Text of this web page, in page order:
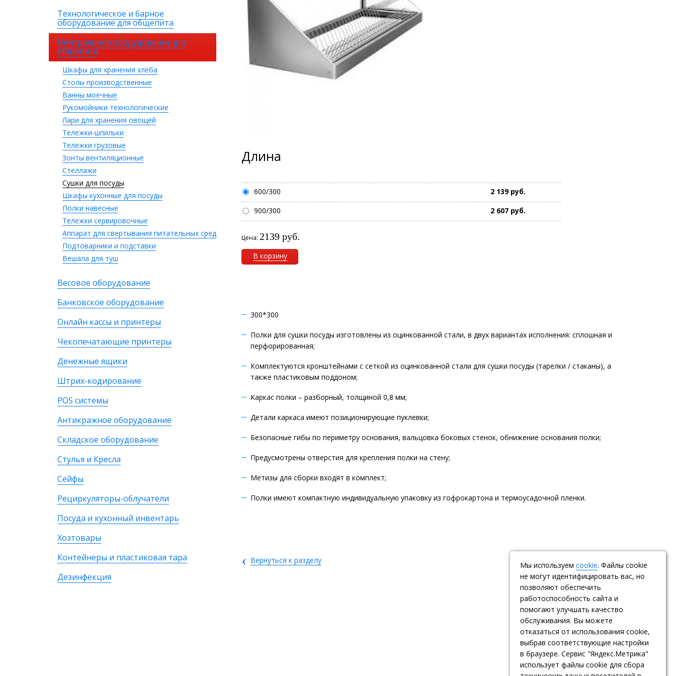
Технологическое и барное
оборудование для общепита
Нейтральное оборудование для
общепита
Шкафы для хранения хлеба
Столы производственные
Ванны моечные
Рукомойники технологические
Лари для хранения овощей
Тележки-шпильки
Тележки грузовые
Зонты вентиляционные
Стеллажи
Сушки для посуды
Шкафы кухонные для посуды
Полки навесные
Тележки сервировочные
Аппарат для свертывания питательных сред
Подтоварники и подставки
Вешала для туш
Весовое оборудование
Банковское оборудование
Онлайн кассы и принтеры
Чекопечатающие принтеры
Денежные ящики
Штрих-кодирование
POS системы
Антикражное оборудование
Складское оборудование
Стулья и Кресла
Сейфы
Рециркуляторы-облучатели
Посуда и кухонный инвентарь
Хозтовары
Контейнеры и пластиковая тара
Дезинфекция
Длина
600/300
2 139 руб.
900/300
2 607 руб.
Цена:2139 руб.
В корзину
300*300
Полки для сушки посуды изготовлены из оцинкованной стали, в двух вариантах исполнения: сплошная и
перфорированная;
Комплектуются кронштейнами с сеткой из оцинкованной стали для сушки посуды (тарелки / стаканы), а
также пластиковым поддоном;
Каркас полки – разборный, толщиной 0,8 мм;
Детали каркаса имеют позиционирующие пуклевки;
Безопасные гибы по периметру основания, вальцовка боковых стенок, обнижение основания полки;
Предусмотрены отверстия для крепления полки на стену;
Метизы для сборки входят в комплект;
Полки имеют компактную индивидуальную упаковку из гофрокартона и термоусадочной пленки.
‹ Вернуться к разделу
Мы используем cookie. Файлы cookie
не могут идентифицировать вас, но
позволяют обеспечить
работоспособность сайта и
помогают улучшать качество
обслуживания. Вы можете
отказаться от использования cookie,
выбрав соответствующие настройки
в браузере. Сервис "Яндекс.Метрика"
использует файлы cookie для сбора